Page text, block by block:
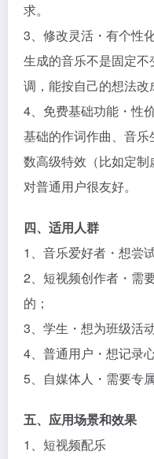
求。​
3、修改灵活・有个性
生成的音乐不是固定
调，能按自己的想法改
4、免费基础功能・性
基础的作词作曲、音
数高级特效（比如定制
对普通用户很友好。​
四、适用人群​
1、音乐爱好者・想尝
2、短视频创作者・需
的；​
3、学生・想为班级活
4、普通用户・想记录
5、自媒体人・需要专
五、应用场景和效果​
1、短视频配乐​